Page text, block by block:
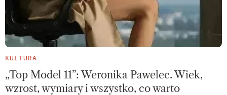
KULTURA
„Top Model 11”: Weronika Pawelec. Wiek,
wzrost, wymiary i wszystko, co warto